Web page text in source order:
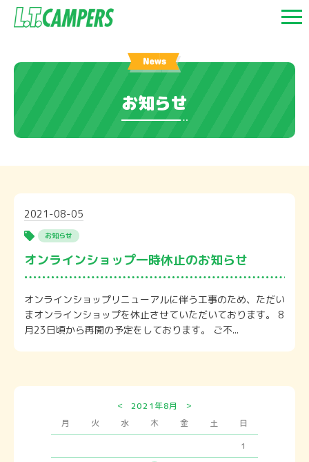
お知らせ
2021-08-05
お知らせ
オンラインショップ一時休止のお知らせ
オンラインショップリニューアルに伴う工事のため、ただい
まオンラインショップを休止させていただいております。 8
月23日頃から再開の予定をしております。 ご不...
< 2021年8月
>
月
火 水 木 金 土
日
1